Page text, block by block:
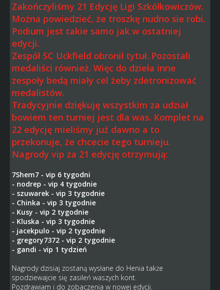
Zakończyliśmy 21 Edycję Ligi Szkółkowiczów.
Można powiedzieć, że troszkę nudno sie robi.
Podium jest takie samo jak w ostatniej
edycji.
Zespół SC Uckfield obronił tytuł. Pozostali
medaliści również. Więc do dzieła inne
zespoły bedą miały cel żeby zdetronizować
medalistów.
Tradycyjnie dziękuję wszystkim za udział
bowiem ten turniej jest dla was. Komplet na
22 edycję mieliśmy już dawno a to
przekonuje, że chcecie tego turnieju.
Nagrody vip za 21 edycję otrzymują:
7Shem7 - vip 6 tygodni
- nodrep - vip 4 tygodnie
- szuwarek - vip 3 tygodnie
- Chinka - vip 3 tygodnie
- Kusy - vip 2 tygodnie
- Kluska - vip 3 tygodnie
- jacekpulo - vip 2 tygodnie
- gregory7372 - vip 2 tygodnie
- gandi - vip 1 tydzień
Nagrody dzisiaj zostaną wysłane do Henia także
spodziewajcie się zasileń waszych kont.
Pozdrawiam i do zobaczenia w nowej edycji.